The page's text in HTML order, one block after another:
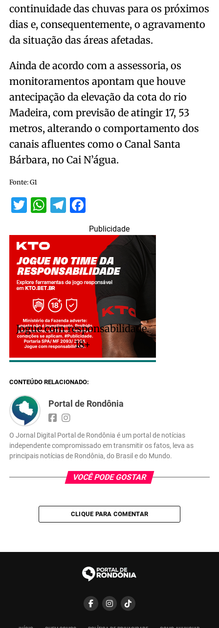
continuidade das chuvas para os próximos
dias e, consequentemente, o agravamento
da situação das áreas afetadas.
Ainda de acordo com a assessoria, os
monitoramentos apontam que houve
antecipação da elevação da cota do rio
Madeira, com previsão de atingir 17, 53
metros, alterando o comportamento dos
canais afluentes como o Canal Santa
Bárbara, no Cai N’água.
Fonte: G1
TwitterWhatsApp
Telegram
Publicidade
Jogue com responsabilidade.
18+
CONTEÚDO RELACIONADO:
Portal de Rondônia
O Jornal Digital Portal de Rondônia é um portal de notícias
independente compromissado em transmitir os fatos, leva as
principais notícias de Rondônia, do Brasil e do Mundo.
VOCÊ PODE GOSTAR
CLIQUE PARA COMENTAR